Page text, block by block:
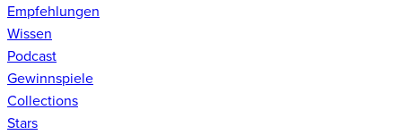
Empfehlungen
Wissen
Podcast
Gewinnspiele
Collections
Stars